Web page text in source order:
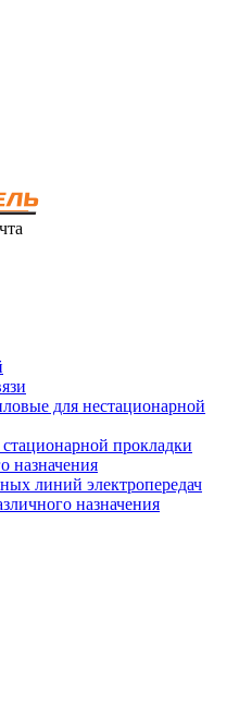
для нестационарной
прокладки
назначения
линий электропередач
назначения